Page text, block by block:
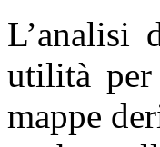
L’analisi
utilità
mappe